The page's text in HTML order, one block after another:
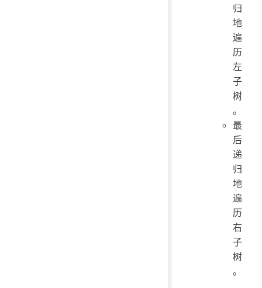
归
地
遍
历
左
子
树
。
最
后
递
归
地
遍
历
右
子
树
。